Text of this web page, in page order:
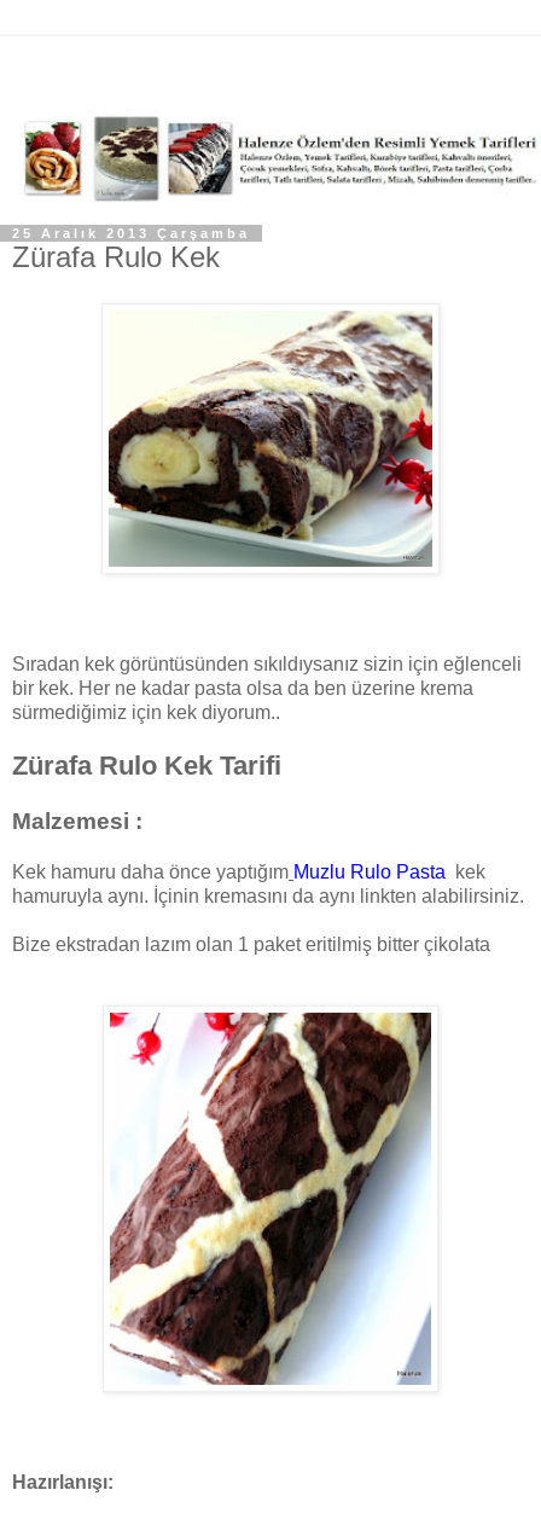
25 Aralık 2013 Çarşamba
Zürafa Rulo Kek
Sıradan kek görüntüsünden sıkıldıysanız sizin için eğlenceli
bir kek. Her ne kadar pasta olsa da ben üzerine krema
sürmediğimiz için kek diyorum..
Zürafa Rulo Kek Tarifi
Malzemesi :
Kek hamuru daha önce yaptığım Muzlu Rulo Pasta kek
hamuruyla aynı. İçinin kremasını da aynı linkten alabilirsiniz.
Bize ekstradan lazım olan 1 paket eritilmiş bitter çikolata
Hazırlanışı: